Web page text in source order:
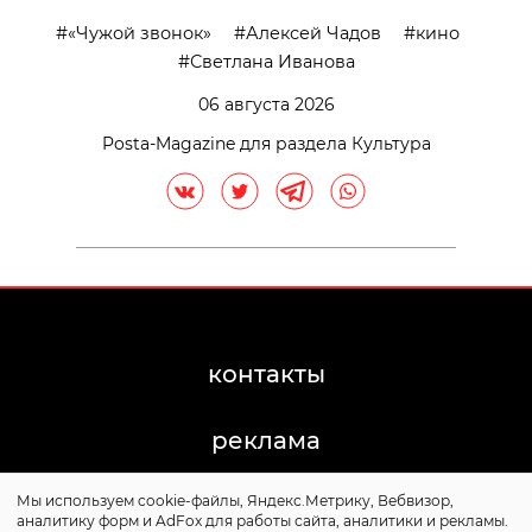
«Чужой звонок» Алексей Чадов
кино
Светлана Иванова
06 августа 2026
Posta-Magazine для раздела Культура
контакты
реклама
©2011-2026 Posta-Magazine
Сайт может содержать контент, не предназначенный
Мы используем cookie-файлы, Яндекс.Метрику, Вебвизор,
аналитику форм и AdFox для работы сайта, аналитики и рекламы.